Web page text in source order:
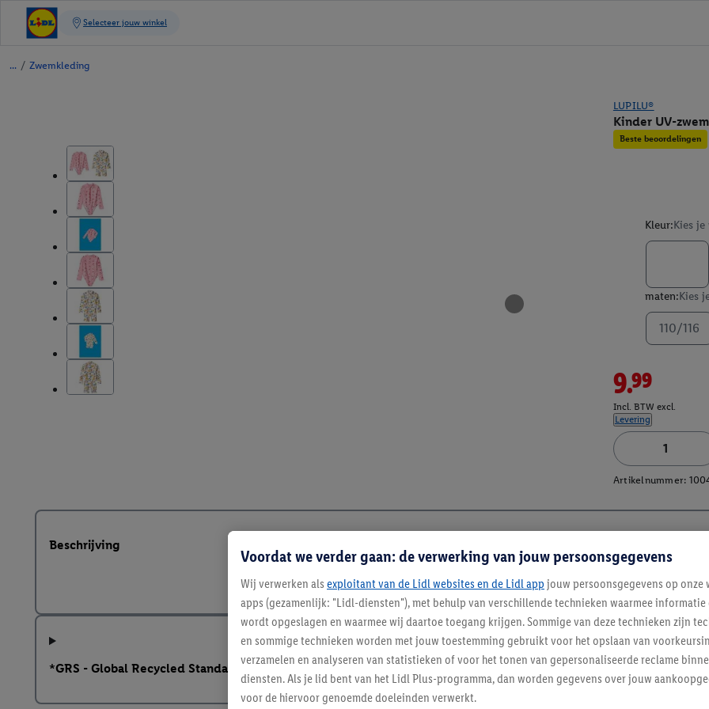
/ Zwemkleding
LUPILU®
Kinder UV-
Beste beoordelingen
Kleur:Kies
maten:Kies
110/116
9.99
Incl. BTW excl.
Levering
Artikelnummer:
Beschrijving
*GRS - Global Recycled Standard
Voordat we verder gaan: de verwerking van jouw persoonsgegevens
Wij verwerken als exploitant van de Lidl websites en de Lidl app jouw persoonsgegevens op onze
apps (gezamenlijk: "Lidl-diensten"), met behulp van verschillende technieken waarmee
wordt opgeslagen en waarmee wij daartoe toegang krijgen. Sommige van deze technieken zijn
en sommige technieken worden met jouw toestemming gebruikt voor het opslaan van
verzamelen en analyseren van statistieken of voor het tonen van gepersonaliseerde reclame
diensten. Als je lid bent van het Lidl Plus-programma, dan worden gegevens over jouw
voor de hiervoor genoemde doeleinden verwerkt.